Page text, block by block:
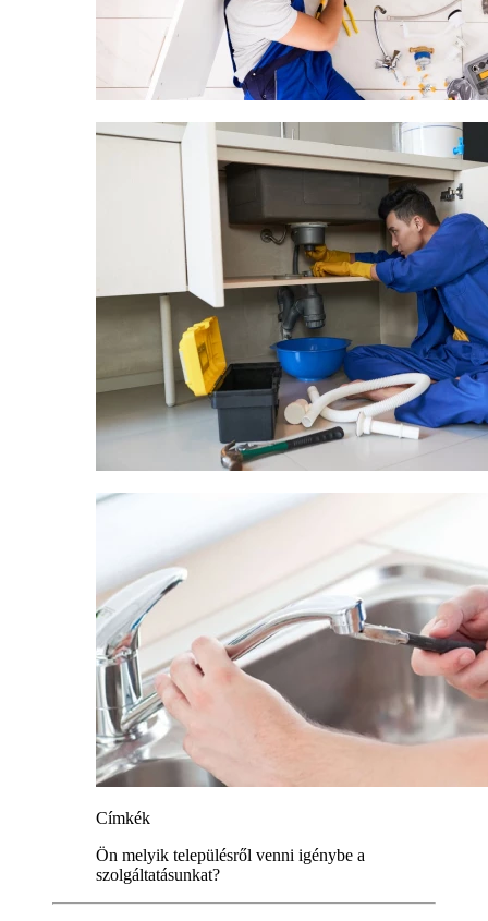
Címkék
Ön melyik településről venni igénybe a
szolgáltatásunkat?